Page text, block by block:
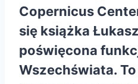
Copernicus
się książka
poświęcona
Wszechświata.